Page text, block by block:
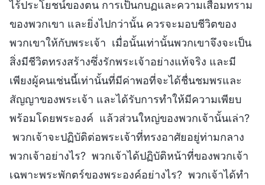
ไร้ประโยชน์ของตน การเป็นกบฏและความเสื่อมทราม
ของพวกเขา และยิ่งไปกว่านั้น ควรจะมอบชีวิตของ
พวกเขาให้กับพระเจ้า เมื่อนั้นเท่านั้นพวกเขาจึงจะเป็น
สิ่งมีชีวิตทรงสร้างซึ่งรักพระเจ้าอย่างแท้จริง และมี
เพียงผู้คนเช่นนี้เท่านั้นที่มีค่าพอที่จะได้ชื่นชมพรและ
สัญญาของพระเจ้า และได้รับการทำให้มีความเพียบ
พร้อมโดยพระองค์ แล้วส่วนใหญ่ของพวกเจ้านั้นเล่า?
พวกเจ้าจะปฏิบัติต่อพระเจ้าที่ทรงอาศัยอยู่ท่ามกลาง
พวกเจ้าอย่างไร? พวกเจ้าได้ปฏิบัติหน้าที่ของพวกเจ้า
เฉพาะพระพักตร์ของพระองค์อย่างไร? พวกเจ้าได้ทำ